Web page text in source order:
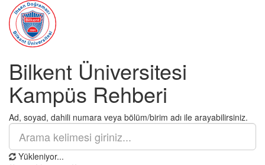
Bilkent Üniversitesi
Kampüs Rehberi
Ad, soyad, dahili numara veya bölüm/birim adı ile arayabilirsiniz.
Yükleniyor...